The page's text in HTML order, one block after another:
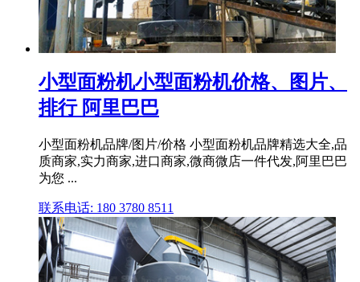
小型面粉机小型面粉机价格、图片、
排行 阿里巴巴
小型面粉机品牌/图片/价格 小型面粉机品牌精选大全,品
质商家,实力商家,进口商家,微商微店一件代发,阿里巴巴
为您 ...
联系电话: 180 3780 8511